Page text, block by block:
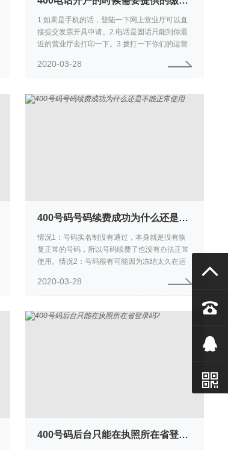
1.如果是手机的话，登陆一下网上营业厅可以直
接提交发票开具申请。2.电话是固话只能到你最
近的营业厅去打印一下。3.拨打一下你们的运营
2020-03-28
400号码号码续费成功为什么还是不能正常使用
情况1：号码实名制没有通过，本身就是没有恢
复正常的号码，所以号码续费了也没有办法正常
使用。情况2：号码很有可能因为冻结太久在运
办法正常使用，需要重新提交资料重...
2020-03-28
400号码后台只能在执照所在省登录吗?



